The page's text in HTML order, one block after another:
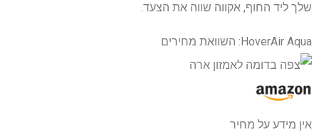
שלך ליד החוף, אקווה שווה את הצעד.
HoverAir Aqua: השוואת מחירים
אין מידע על מחיר